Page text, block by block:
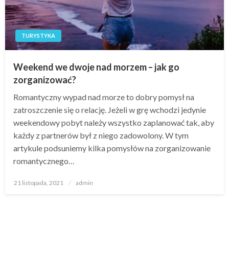
TURYSTYKA
Weekend we dwoje nad morzem – jak go
zorganizować?
Romantyczny wypad nad morze to dobry pomysł na
zatroszczenie się o relację. Jeżeli w grę wchodzi jedynie
weekendowy pobyt należy wszystko zaplanować tak, aby
każdy z partnerów był z niego zadowolony. W tym
artykule podsuniemy kilka pomysłów na zorganizowanie
romantycznego…
Opublikowane
21 listopada, 2021 admin